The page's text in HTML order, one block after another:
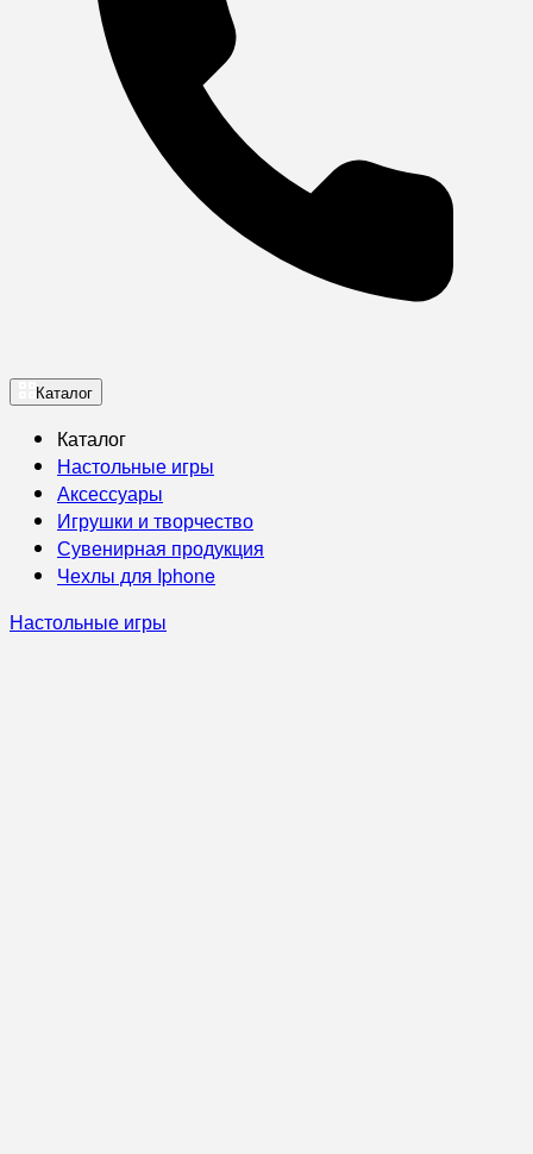
Каталог
Каталог
Настольные игры
Аксессуары
Игрушки и творчество
Сувенирная продукция
Чехлы для Iphone
Настольные игры